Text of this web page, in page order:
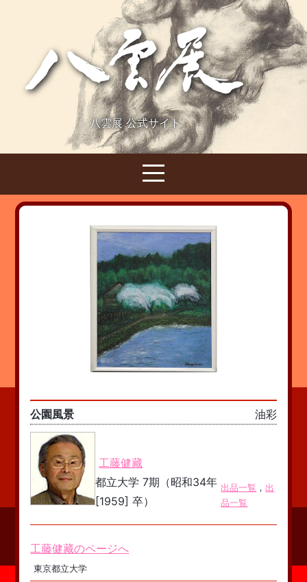
八雲展 公式サイト
公園風景 油彩
工藤健藏
都立大学 7期（昭和34年
[1959] 卒）
出品一覧 ， 出
品一覧
工藤健藏のページへ
東京都立大学